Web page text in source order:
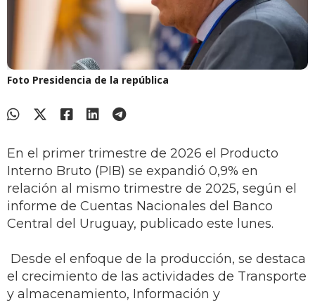
Foto Presidencia de la república
En el primer trimestre de 2026 el Producto
Interno Bruto (PIB) se expandió 0,9% en
relación al mismo trimestre de 2025, según el
informe de Cuentas Nacionales del Banco
Central del Uruguay, publicado este lunes.
Desde el enfoque de la producción, se destaca
el crecimiento de las actividades de Transporte
y almacenamiento, Información y